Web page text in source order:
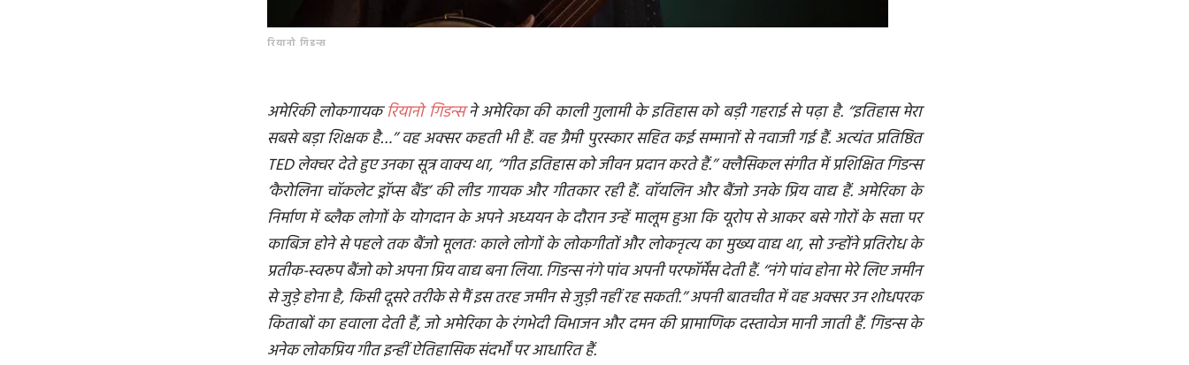
रियानो गिडन्स
अमेरिकी लोकगायकरियानो गिडन्सने अमेरिका की काली गुलामी के इतिहास को बड़ी गहराई से पढ़ा है. ‘‘इतिहास मेरा
सबसे बड़ा शिक्षक है…’’ वह अक्सर कहती भी हैं. वह ग्रैमी पुरस्कार सहित कई सम्मानों से नवाजी गई हैं. अत्यंत प्रतिष्ठित
TED लेक्चर देते हुए उनका सूत्र वाक्य था, ‘‘गीत इतिहास को जीवन प्रदान करते हैं.’’ क्लैसिकल संगीत में प्रशिक्षित गिडन्स
‘कैरोलिना चॉकलेट ड्रॉप्स बैंड’ की लीड गायक और गीतकार रही हैं. वॉयलिन और बैंजो उनके प्रिय वाद्य हैं. अमेरिका के
निर्माण में ब्लैक लोगों के योगदान के अपने अध्ययन के दौरान उन्हें मालूम हुआ कि यूरोप से आकर बसे गोरों के सत्ता पर
काबिज होने से पहले तक बैंजो मूलतः काले लोगों के लोकगीतों और लोकनृत्य का मुख्य वाद्य था, सो उन्होंने प्रतिरोध के
प्रतीक-स्वरूप बैंजो को अपना प्रिय वाद्य बना लिया. गिडन्स नंगे पांव अपनी परफॉर्मेंस देती हैं. ‘‘नंगे पांव होना मेरे लिए जमीन
से जुड़े होना है, किसी दूसरे तरीके से मैं इस तरह जमीन से जुड़ी नहीं रह सकती.’’ अपनी बातचीत में वह अक्सर उन शोधपरक
किताबों का हवाला देती हैं, जो अमेरिका के रंगभेदी विभाजन और दमन की प्रामाणिक दस्तावेज मानी जाती हैं. गिडन्स के
अनेक लोकप्रिय गीत इन्हीं ऐतिहासिक संदर्भों पर आधारित हैं.